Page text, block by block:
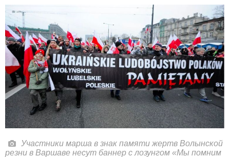
Участники марша в знак памяти жертв Волынской
резни в Варшаве несут баннер с лозунгом «Мы помним